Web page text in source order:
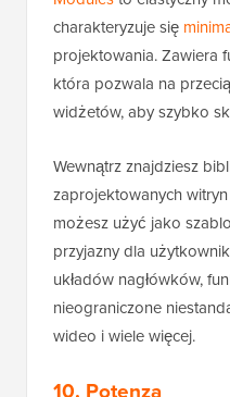
charakteryzuje się
projektowania. Zawiera
która pozwala na
widżetów, aby szybko
Wewnątrz znajdziesz
zaprojektowanych
możesz użyć jako
przyjazny dla
układów nagłówków,
nieograniczone
wideo i wiele więcej.